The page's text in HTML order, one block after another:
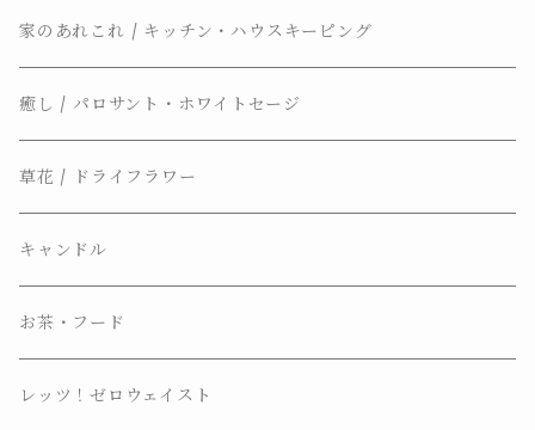
家のあれこれ / キッチン・ハウスキーピング
癒し / パロサント・ホワイトセージ
草花 / ドライフラワー
キャンドル
お茶・フード
レッツ！ゼロウェイスト